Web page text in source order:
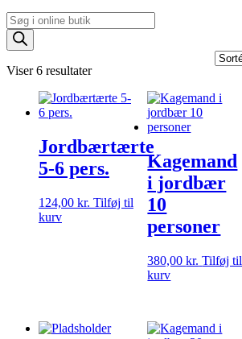
Products
search
Viser 6 resultaterSorteret
popularitet
Jordbærtærte
5-6 pers.
124,00 kr. Tilføj til
kurv
Kagemand
i jordbær
10
personer
380,00kr. Tilføj til
kurv